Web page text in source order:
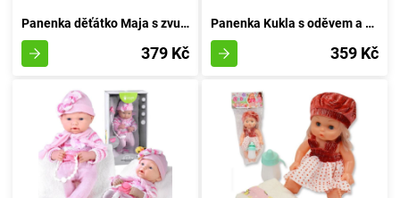
Panenka děťátko Maja s zvukovými efekty
379 Kč
Panenka Kukla s oděvem a příslušenstvím
359 Kč